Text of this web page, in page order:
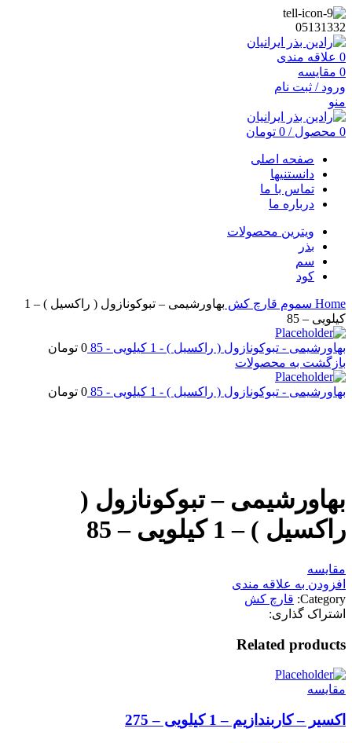
05131332
0 علاقه مندی
0 مقایسه
ورود / ثبت نام
منو
0 محصول /
0 تومان
صفحه اصلی
دانستنیها
تماس با ما
درباره ما
ویترین محصولات
بذر
سم
کود
Home سموم قارچ کش
بهاورشیمی – تبوکونازول ( راکسیل ) – 1
کیلویی – 85
بهاورشیمی - تبوکونازول ( راکسیل ) - 1 کیلویی - 85 0 تومان
بازگشت به محصولات
بهاورشیمی - تبوکونازول ( راکسیل ) - 1 کیلویی - 85 0 تومان
بهاورشیمی – تبوکونازول (
راکسیل ) – 1 کیلویی – 85
مقایسه
افزودن به علاقه مندی
Category: قارچ کش
اشتراک گذاری:
Related products
مقایسه
اکسیر – کاربندازیم – 1 کیلویی – 275